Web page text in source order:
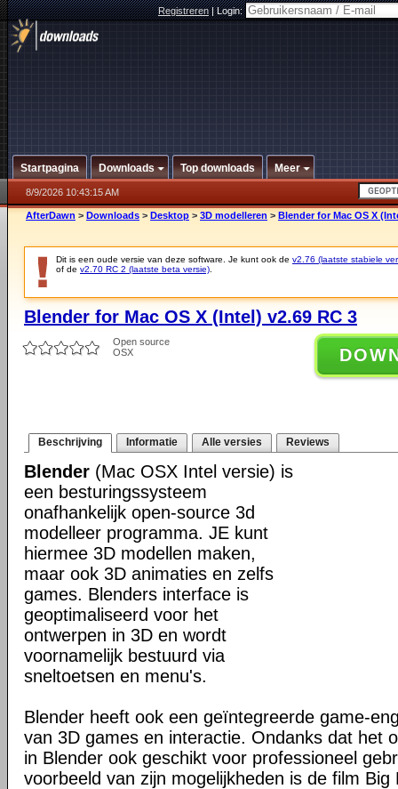
Registreren|Login:
Startpagina Downloads Top downloads Meer
8/9/2026 10:43:15 AM
AfterDawn > Downloads > Desktop > 3D modelleren > Blender for Mac OS X
Dit is een oude versie van deze software. Je kunt ook de v2.76 (laatste stabiele
of de v2.70 RC 2 (laatste beta versie)
Blender for Mac OS X (Intel) v2.69 RC 3
Open source
OSX
Beschrijving Informatie Alle versies Reviews
Blender (Mac OSX Intel versie) is
een besturingssysteem
onafhankelijk open-source 3d
modelleer programma. JE kunt
hiermee 3D modellen maken,
maar ook 3D animaties en zelfs
games. Blenders interface is
geoptimaliseerd voor het
ontwerpen in 3D en wordt
voornamelijk bestuurd via
sneltoetsen en menu's.
Blender heeft ook een geïntegreerde game-
van 3D games en interactie. Ondanks dat het
in Blender ook geschikt voor professioneel
voorbeeld van zijn mogelijkheden is de film Big